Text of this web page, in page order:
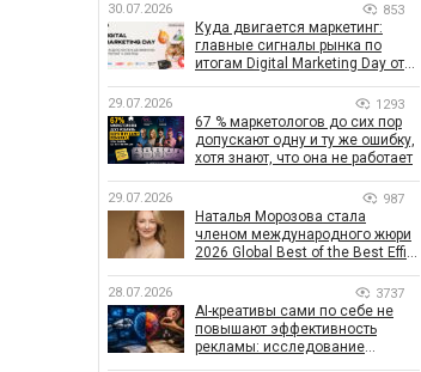
30.07.2026 853
Куда двигается маркетинг:
главные сигналы рынка по
итогам Digital Marketing Day от
29.07.2026 1293
67 % маркетологов до сих пор
допускают одну и ту же ошибку,
хотя знают, что она не работает
29.07.2026 987
Наталья Морозова стала
членом международного жюри
2026 Global Best of the Best Effie
28.07.2026 3737
AI-креативы сами по себе не
повышают эффективность
рекламы: исследование